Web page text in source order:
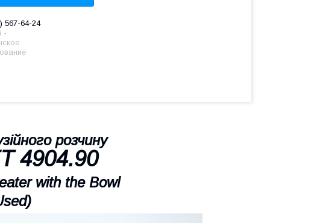
567-64-24
-
розчину
4904.90
with the Bowl